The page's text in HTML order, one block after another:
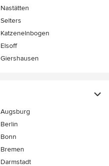
Nastätten
Selters
Katzenelnbogen
Elsoff
Giershausen
Augsburg
Berlin
Bonn
Bremen
Darmstadt